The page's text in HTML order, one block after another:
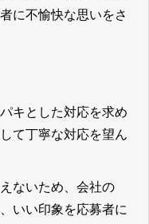
に不愉快な思いをさ
キとした対応を求め
て丁寧な対応を望ん
ないため、会社の
いい印象を応募者に